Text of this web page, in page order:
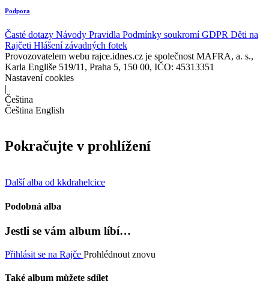
Podpora
Časté dotazy Návody Pravidla Podmínky soukromíGDPR Děti na
Rajčeti Hlášení závadných fotek
Provozovatelem webu rajce.idnes.cz je společnost MAFRA, a. s.,
Karla Engliše 519/11, Praha 5, 150 00, IČO: 45313351
Nastavení cookies
|
Čeština
Čeština English
Pokračujte v prohlížení
Další alba od kkdrahelcice
Podobná alba
Jestli se vám album líbí…
Přihlásit se na Rajče Prohlédnout znovu
Také album můžete sdílet